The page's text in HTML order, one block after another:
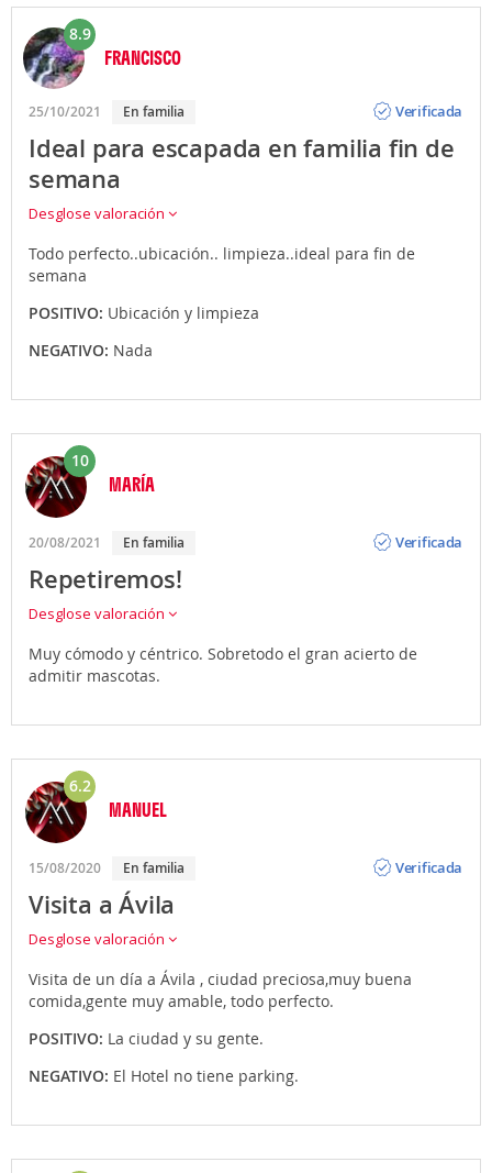
8.9
FRANCISCO
25/10/2021 En familia
Verificada
Ideal para escapada en familia fin de
semana
Desglose valoración
Todo perfecto..ubicación.. limpieza..ideal para fin de
semana
POSITIVO: Ubicación y limpieza
NEGATIVO: Nada
10
MARÍA
20/08/2021 En familia
Verificada
Repetiremos!
Desglose valoración
Muy cómodo y céntrico. Sobretodo el gran acierto de
admitir mascotas.
6.2
MANUEL
15/08/2020 En familia
Verificada
Visita a Ávila
Desglose valoración
Visita de un día a Ávila , ciudad preciosa,muy buena
comida,gente muy amable, todo perfecto.
POSITIVO: La ciudad y su gente.
NEGATIVO: El Hotel no tiene parking.